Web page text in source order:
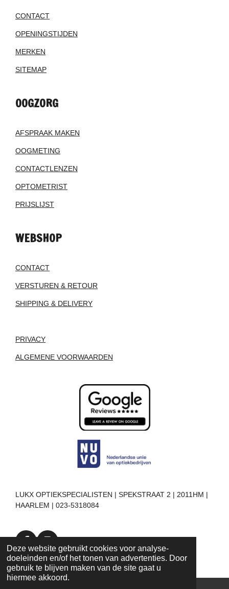
Deze website gebruikt cookies voor analyse-
doeleinden en/of het tonen van advertenties. Door
gebruik te blijven maken van de site gaat u
hiermee akkoord.
CONTACT
OPENINGSTIJDEN
MERKEN
SITEMAP
OOGZORG
AFSPRAAK MAKEN
OOGMETING
CONTACTLENZEN
OPTOMETRIST
PRIJSLIJST
WEBSHOP
CONTACT
VERSTUREN & RETOUR
SHIPPING & DELIVERY
PRIVACY
ALGEMENE VOORWAARDEN
LUKX OPTIEKSPECIALISTEN | SPEKSTRAAT 2 | 2011HM |
HAARLEM | 023-5318084
F
a
c
e
I
n
s
t